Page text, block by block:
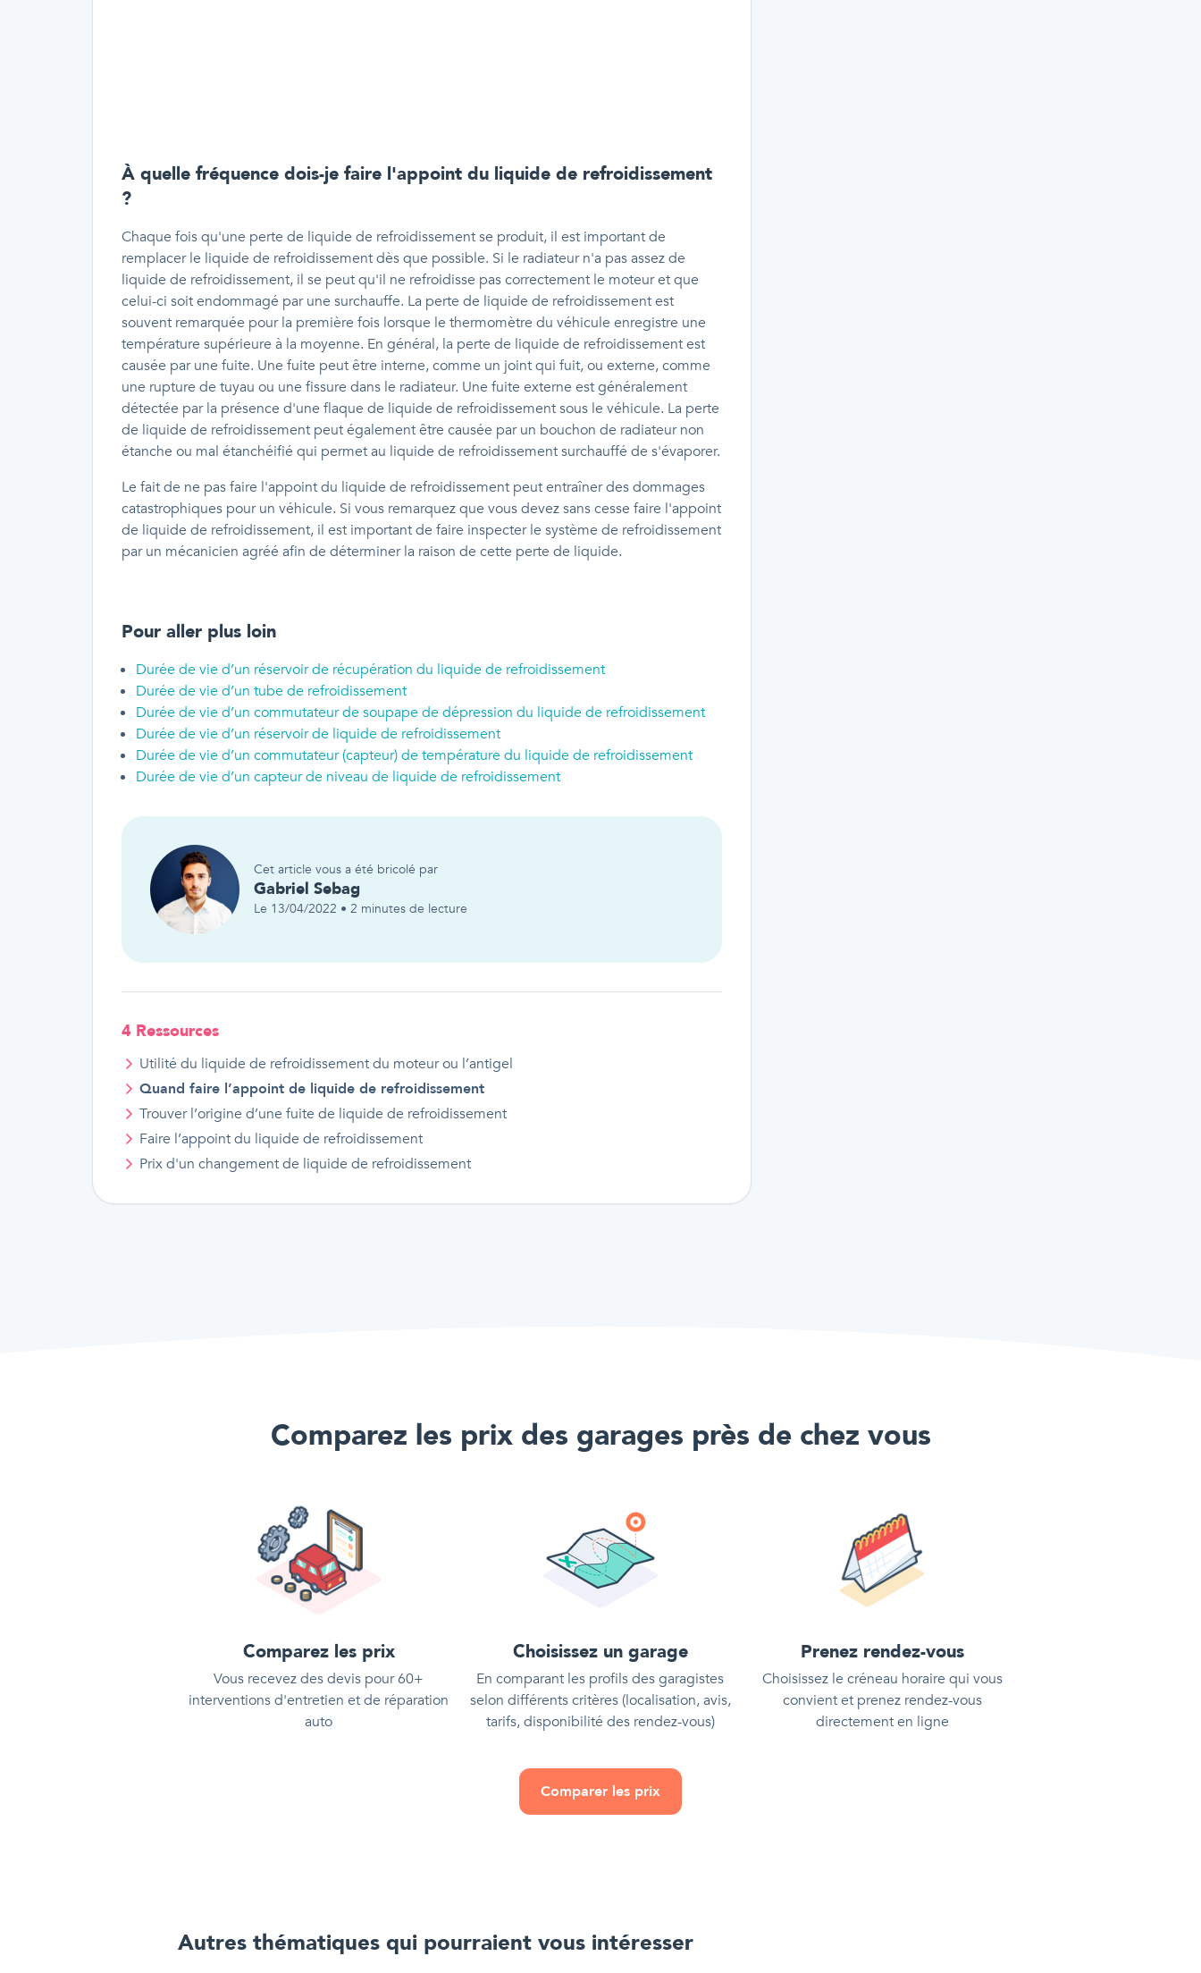
À quelle fréquence dois-je faire l'appoint du liquide de refroidissement
?
Chaque fois qu'une perte de liquide de refroidissement se produit, il est important de
remplacer le liquide de refroidissement dès que possible. Si le radiateur n'a pas assez de
liquide de refroidissement, il se peut qu'il ne refroidisse pas correctement le moteur et que
celui-ci soit endommagé par une surchauffe. La perte de liquide de refroidissement est
souvent remarquée pour la première fois lorsque le thermomètre du véhicule enregistre une
température supérieure à la moyenne. En général, la perte de liquide de refroidissement est
causée par une fuite. Une fuite peut être interne, comme un joint qui fuit, ou externe, comme
une rupture de tuyau ou une fissure dans le radiateur. Une fuite externe est généralement
détectée par la présence d'une flaque de liquide de refroidissement sous le véhicule. La perte
de liquide de refroidissement peut également être causée par un bouchon de radiateur non
étanche ou mal étanchéifié qui permet au liquide de refroidissement surchauffé de s'évaporer.
Le fait de ne pas faire l'appoint du liquide de refroidissement peut entraîner des dommages
catastrophiques pour un véhicule. Si vous remarquez que vous devez sans cesse faire l'appoint
de liquide de refroidissement, il est important de faire inspecter le système de refroidissement
par un mécanicien agréé afin de déterminer la raison de cette perte de liquide.
Pour aller plus loin
Durée de vie d’un réservoir de récupération du liquide de refroidissement
Durée de vie d’un tube de refroidissement
Durée de vie d’un commutateur de soupape de dépression du liquide de refroidissement
Durée de vie d’un réservoir de liquide de refroidissement
Durée de vie d’un commutateur (capteur) de température du liquide de refroidissement
Durée de vie d’un capteur de niveau de liquide de refroidissement
Cet article vous a été bricolé par
Gabriel Sebag
Le 13/04/2022 • 2 minutes de lecture
4 Ressources
Utilité du liquide de refroidissement du moteur ou l’antigel
Quand faire l’appoint de liquide de refroidissement
Trouver l’origine d’une fuite de liquide de refroidissement
Faire l’appoint du liquide de refroidissement
Prix d'un changement de liquide de refroidissement
Comparez les prix des garages près de chez vous
Comparez les prix
Vous recevez des devis pour 60+
interventions d'entretien et de réparation
auto
Choisissez un garage
En comparant les profils des garagistes
selon différents critères (localisation, avis,
tarifs, disponibilité des rendez-vous)
Prenez rendez-vous
Choisissez le créneau horaire qui vous
convient et prenez rendez-vous
directement en ligne
Comparer les prix
Autres thématiques qui pourraient vous intéresser